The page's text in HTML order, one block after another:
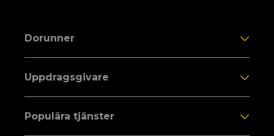
Dorunner
Uppdragsgivare
Populära tjänster